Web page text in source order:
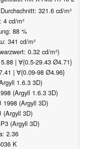
321.6 cd/m²
4 cd/m²
88 %
341 cd/m²
0.32 cd/m²)
| ∀{0.5-29.43 Ø4.71}
| ∀{0.09-98 Ø4.96}
1.6.3 3D)
(Argyll 1.6.3 3D)
1998 (Argyll 3D)
(Argyll 3D)
(Argyll 3D)
2.36
K